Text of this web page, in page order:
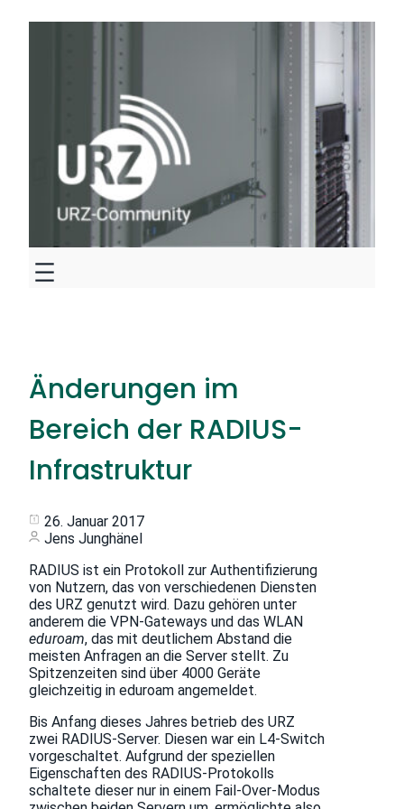
Änderungen im
Bereich der RADIUS-
Infrastruktur
26. Januar 2017
Jens Junghänel
RADIUS ist ein Protokoll zur Authentifizierung
von Nutzern, das von verschiedenen Diensten
des URZ genutzt wird. Dazu gehören unter
anderem die VPN-Gateways und das WLAN
eduroam, das mit deutlichem Abstand die
meisten Anfragen an die Server stellt. Zu
Spitzenzeiten sind über 4000 Geräte
gleichzeitig in eduroam angemeldet.
Bis Anfang dieses Jahres betrieb des URZ
zwei RADIUS-Server. Diesen war ein L4-Switch
vorgeschaltet. Aufgrund der speziellen
Eigenschaften des RADIUS-Protokolls
schaltete dieser nur in einem Fail-Over-Modus